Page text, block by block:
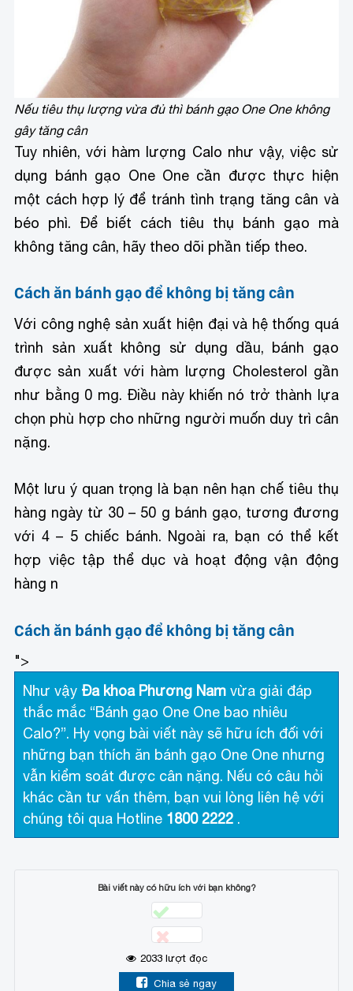
Nếu tiêu thụ lượng vừa đủ thì bánh gạo One One không
gây tăng cân
Tuy nhiên, với hàm lượng Calo như vậy, việc sử
dụng bánh gạo One One cần được thực hiện
một cách hợp lý để tránh tình trạng tăng cân và
béo phì. Để biết cách tiêu thụ bánh gạo mà
không tăng cân, hãy theo dõi phần tiếp theo.
Cách ăn bánh gạo để không bị tăng cân
Với công nghệ sản xuất hiện đại và hệ thống quá
trình sản xuất không sử dụng dầu, bánh gạo
được sản xuất với hàm lượng Cholesterol gần
như bằng 0 mg. Điều này khiến nó trở thành lựa
chọn phù hợp cho những người muốn duy trì cân
nặng.
Một lưu ý quan trọng là bạn nên hạn chế tiêu thụ
hàng ngày từ 30 – 50 g bánh gạo, tương đương
với 4 – 5 chiếc bánh. Ngoài ra, bạn có thể kết
hợp việc tập thể dục và hoạt động vận động
hàng n
Cách ăn bánh gạo để không bị tăng cân
">
Như vậy Đa khoa Phương Nam vừa giải đáp
thắc mắc “Bánh gạo One One bao nhiêu
Calo?”. Hy vọng bài viết này sẽ hữu ích đối với
những bạn thích ăn bánh gạo One One nhưng
vẫn kiểm soát được cân nặng. Nếu có câu hỏi
khác cần tư vấn thêm, bạn vui lòng liên hệ với
chúng tôi qua Hotline 1800 2222 .
Bài viết này có hữu ích với bạn không?
2033 lượt đọc
Chia sẻ ngay